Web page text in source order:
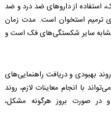
استفاده از داروهای ضد درد و ضد
ترمیم استخوان است. مدت زمان
سایر شکستگی‌های فک است و
بهبودی و دریافت راهنمایی‌های
با انجام معاینات لازم، روند
در صورت بروز هرگونه مشکل،